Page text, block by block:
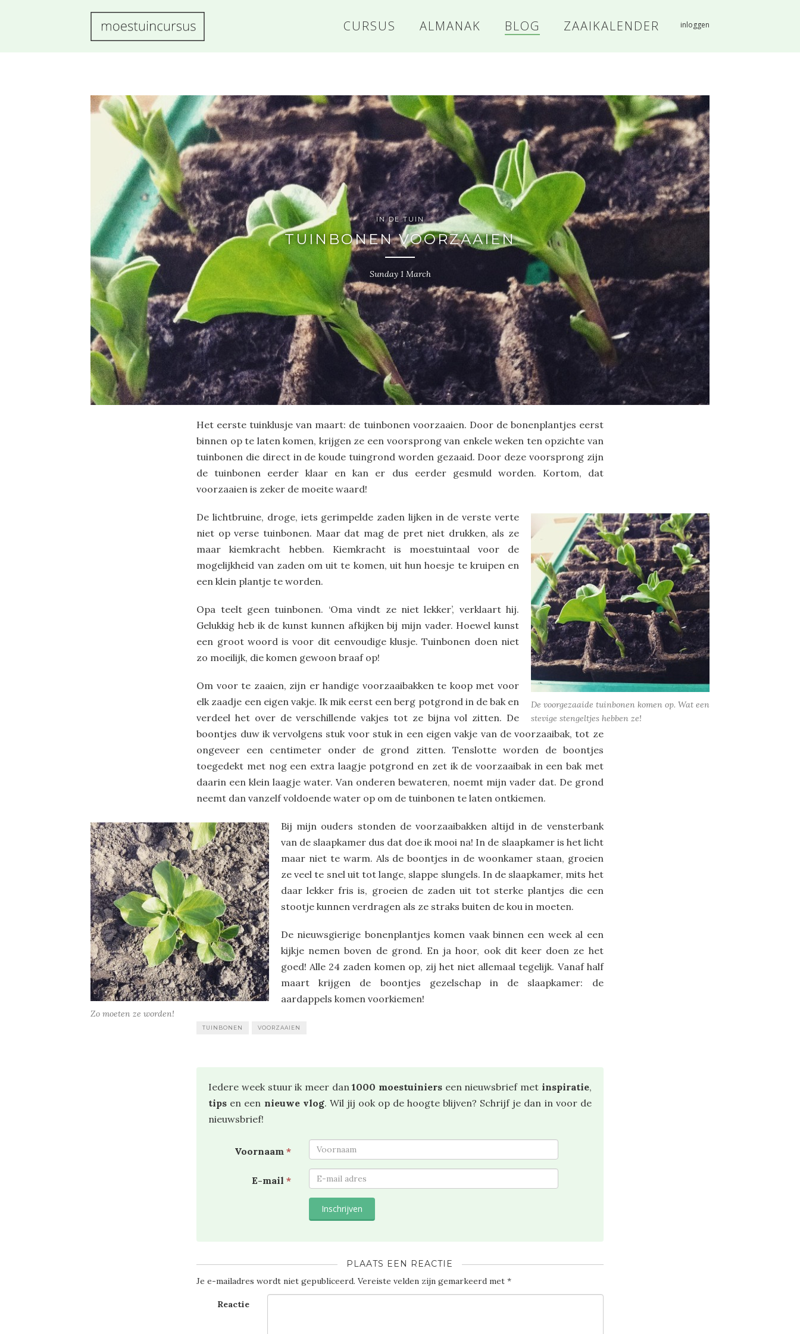
ÉÉN
SEIZOEN
EEN
PRODUCTIEVE
MOESTUIN
AANLEGGEN!
CURSUS ALMANAK BLOG ZAAIKALENDER inloggen
IN DE TUIN
TUINBONEN VOORZAAIEN
Sunday 1 March
Het eerste tuinklusje van maart: de tuinbonen voorzaaien. Door de bonenplantjes eerst
binnen op te laten komen, krijgen ze een voorsprong van enkele weken ten opzichte van
tuinbonen die direct in de koude tuingrond worden gezaaid. Door deze voorsprong zijn
de tuinbonen eerder klaar en kan er dus eerder gesmuld worden. Kortom, dat
voorzaaien is zeker de moeite waard!
De voorgezaaide tuinbonen komen op. Wat een
stevige stengeltjes hebben ze!
De lichtbruine, droge, iets gerimpelde zaden lijken in de verste verte
niet op verse tuinbonen. Maar dat mag de pret niet drukken, als ze
maar kiemkracht hebben. Kiemkracht is moestuintaal voor de
mogelijkheid van zaden om uit te komen, uit hun hoesje te kruipen en
een klein plantje te worden.
Opa teelt geen tuinbonen. ‘Oma vindt ze niet lekker’, verklaart hij.
Gelukkig heb ik de kunst kunnen afkijken bij mijn vader. Hoewel kunst
een groot woord is voor dit eenvoudige klusje. Tuinbonen doen niet
zo moeilijk, die komen gewoon braaf op!
Om voor te zaaien, zijn er handige voorzaaibakken te koop met voor
elk zaadje een eigen vakje. Ik mik eerst een berg potgrond in de bak en
verdeel het over de verschillende vakjes tot ze bijna vol zitten. De
boontjes duw ik vervolgens stuk voor stuk in een eigen vakje van de voorzaaibak, tot ze
ongeveer een centimeter onder de grond zitten. Tenslotte worden de boontjes
toegedekt met nog een extra laagje potgrond en zet ik de voorzaaibak in een bak met
daarin een klein laagje water. Van onderen bewateren, noemt mijn vader dat. De grond
neemt dan vanzelf voldoende water op om de tuinbonen te laten ontkiemen.
Zo moeten ze worden!
Bij mijn ouders stonden de voorzaaibakken altijd in de vensterbank
van de slaapkamer dus dat doe ik mooi na! In de slaapkamer is het licht
maar niet te warm. Als de boontjes in de woonkamer staan, groeien
ze veel te snel uit tot lange, slappe slungels. In de slaapkamer, mits het
daar lekker fris is, groeien de zaden uit tot sterke plantjes die een
stootje kunnen verdragen als ze straks buiten de kou in moeten.
De nieuwsgierige bonenplantjes komen vaak binnen een week al een
kijkje nemen boven de grond. En ja hoor, ook dit keer doen ze het
goed! Alle 24 zaden komen op, zij het niet allemaal tegelijk. Vanaf half
maart krijgen de boontjes gezelschap in de slaapkamer: de
aardappels komen voorkiemen!
TUINBONEN VOORZAAIEN
Iedere week stuur ik meer dan1000 moestuiniers een nieuwsbrief met inspiratie,
tips en een nieuwe vlog. Wil jij ook op de hoogte blijven? Schrijf je dan in voor de
nieuwsbrief!
Voornaam *
E-mail *
PLAATS EEN REACTIE
Je e-mailadres wordt niet gepubliceerd. Vereiste velden zijn gemarkeerd met*
Reactie